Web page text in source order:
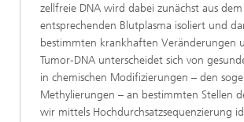
zellfreie DNA wird dabei zunächst aus dem
entsprechenden Blutplasma isoliert und
bestimmten krankhaften Veränderungen
Tumor-DNA unterscheidet sich von
in chemischen Modifizierungen – den
Methylierungen – an bestimmten Stellen
wir mittels Hochdurchsatzsequenzierung